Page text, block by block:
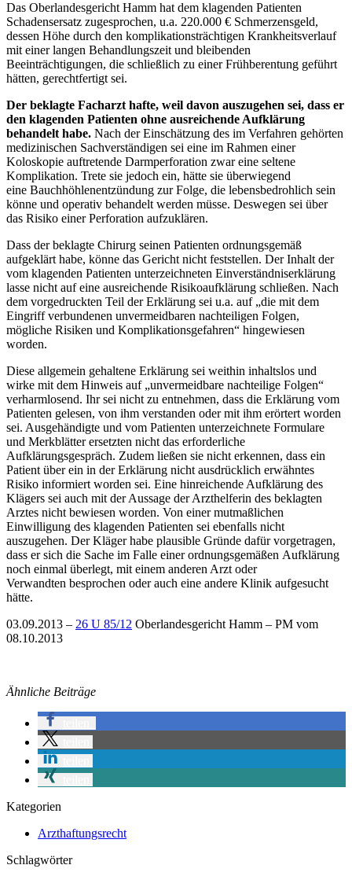
Das Oberlandesgericht Hamm hat dem klagenden Patienten
Schadensersatz zugesprochen, u.a. 220.000 € Schmerzensgeld,
dessen Höhe durch den komplikationsträchtigen Krankheitsverlauf
mit einer langen Behandlungszeit und bleibenden
Beeinträchtigungen, die schließlich zu einer Frühberentung geführt
hätten, gerechtfertigt sei.
Der beklagte Facharzt hafte, weil davon auszugehen sei, dass er
den klagenden Patienten ohne ausreichende Aufklärung
behandelt habe. Nach der Einschätzung des im Verfahren gehörten
medizinischen Sachverständigen sei eine im Rahmen einer
Koloskopie auftretende Darmperforation zwar eine seltene
Komplikation. Trete sie jedoch ein, hätte sie überwiegend
eine Bauchhöhlenentzündung zur Folge, die lebensbedrohlich sein
könne und operativ behandelt werden müsse. Deswegen sei über
das Risiko einer Perforation aufzuklären.
Dass der beklagte Chirurg seinen Patienten ordnungsgemäß
aufgeklärt habe, könne das Gericht nicht feststellen. Der Inhalt der
vom klagenden Patienten unterzeichneten Einverständniserklärung
lasse nicht auf eine ausreichende Risikoaufklärung schließen. Nach
dem vorgedruckten Teil der Erklärung sei u.a. auf „die mit dem
Eingriff verbundenen unvermeidbaren nachteiligen Folgen,
mögliche Risiken und Komplikationsgefahren“ hingewiesen
worden.
Diese allgemein gehaltene Erklärung sei weithin inhaltslos und
wirke mit dem Hinweis auf „unvermeidbare nachteilige Folgen“
verharmlosend. Ihr sei nicht zu entnehmen, dass die Erklärung vom
Patienten gelesen, von ihm verstanden oder mit ihm erörtert worden
sei. Ausgehändigte und vom Patienten unterzeichnete Formulare
und Merkblätter ersetzten nicht das erforderliche
Aufklärungsgespräch. Zudem ließen sie nicht erkennen, dass ein
Patient über ein in der Erklärung nicht ausdrücklich erwähntes
Risiko informiert worden sei. Eine hinreichende Aufklärung des
Klägers sei auch mit der Aussage der Arzthelferin des beklagten
Arztes nicht bewiesen worden. Von einer mutmaßlichen
Einwilligung des klagenden Patienten sei ebenfalls nicht
auszugehen. Der Kläger habe plausible Gründe dafür vorgetragen,
dass er sich die Sache im Falle einer ordnungsgemäßen Aufklärung
noch einmal überlegt, mit einem anderen Arzt oder
Verwandten besprochen oder auch eine andere Klinik aufgesucht
hätte.
03.09.2013 – 26 U 85/12 Oberlandesgericht Hamm – PM vom
08.10.2013
Ähnliche Beiträge
Kategorien
Arzthaftungsrecht
Schlagwörter